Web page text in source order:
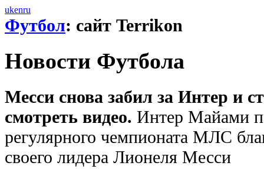
ukenru
Футбол: сайт Terrikon
Новости Футбола
Месси снова забил за Интер
смотреть видео. Интер Майами
регулярного чемпионата МЛС
своего лидера Лионеля Месси